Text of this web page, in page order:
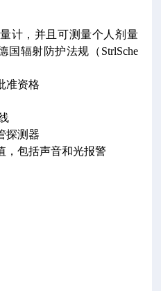
计，并且可测量个人剂量
国辐射防护法规（StrlSche
准资格
探测器
，包括声音和光报警